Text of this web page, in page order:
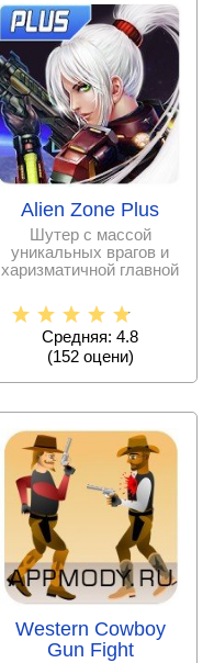
Alien Zone Plus
Шутер с массой
уникальных врагов и
харизматичной главной
Средняя: 4.8
(152оцени)
Western Cowboy
Gun Fight